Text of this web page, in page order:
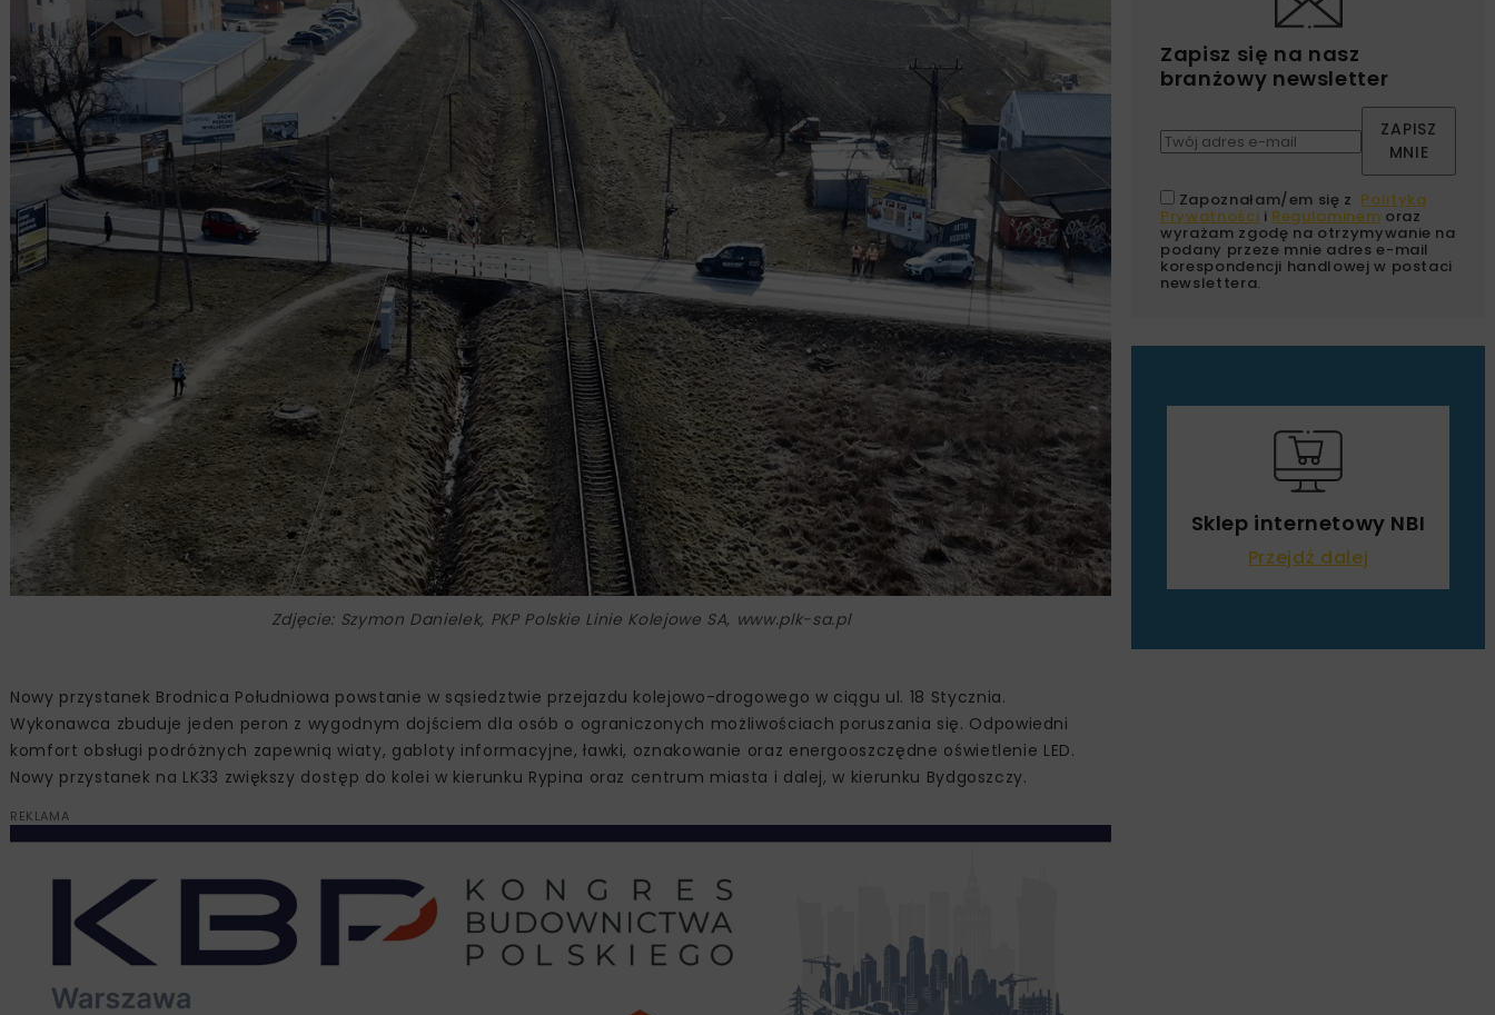
Zdjęcie: Szymon Danielek, PKP Polskie Linie Kolejowe SA, www.plk-sa.pl
Nowy przystanek Brodnica Południowa powstanie w sąsiedztwie przejazdu kolejowo-drogowego w ciągu ul. 18 Stycznia.
Wykonawca zbuduje jeden peron z wygodnym dojściem dla osób o ograniczonych możliwościach poruszania się. Odpowiedni
komfort obsługi podróżnych zapewnią wiaty, gabloty informacyjne, ławki, oznakowanie oraz energooszczędne oświetlenie LED.
Nowy przystanek na LK33 zwiększy dostęp do kolei w kierunku Rypina oraz centrum miasta i dalej, w kierunku Bydgoszczy.
REKLAMA
Zapisz się na nasz
branżowy newsletter
ZAPISZ
MNIE
Zapoznałam/em się z Polityką
Prywatności i Regulaminem oraz
wyrażam zgodę na otrzymywanie na
podany przeze mnie adres e-mail
korespondencji handlowej w postaci
newslettera.
Sklep internetowy NBI
Przejdź dalej